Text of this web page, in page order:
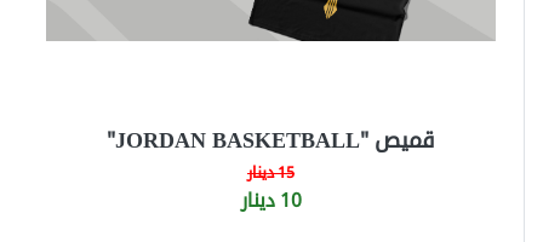
قميص "JORDAN BASKETBALL"
15 دينار
10 دينار